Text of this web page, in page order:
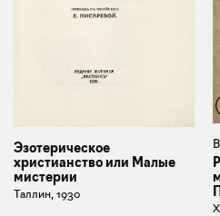
Эзотерическое
христианство или Малые
мистерии
Таллин, 1930